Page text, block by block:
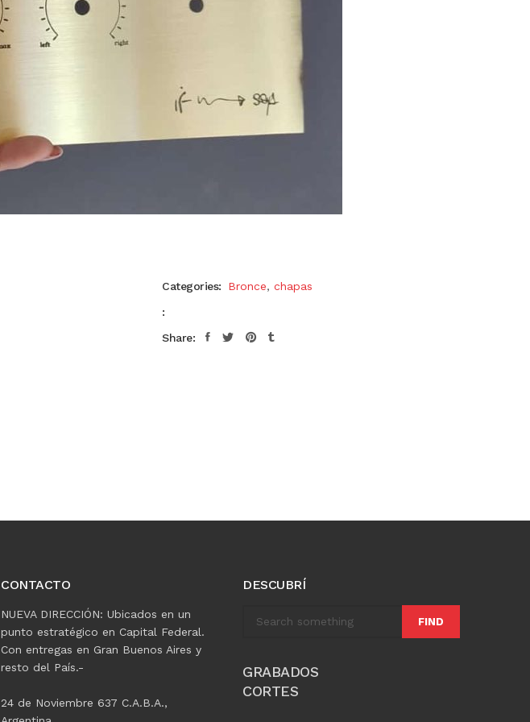
Categories: Bronce, chapas
:
Share:
CONTACTO
NUEVA DIRECCIÓN: Ubicados en un
punto estratégico en Capital Federal.
Con entregas en Gran Buenos Aires y
resto del País.-
24 de Noviembre 637 C.A.B.A.,
DESCUBRÍ
FIND
GRABADOS
CORTES